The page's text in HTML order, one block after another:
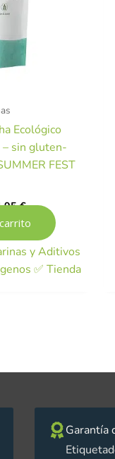
Ecológico
– sin gluten-
FEST
€
y Aditivos
✅ Tienda
Garantía